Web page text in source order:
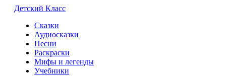
Детский Класс
Сказки
Аудиосказки
Песни
Раскраски
Мифы и легенды
Учебники